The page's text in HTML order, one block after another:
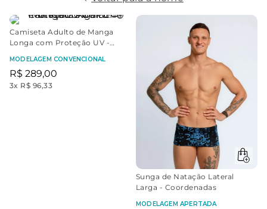
Camiseta Adulto de Manga
Longa com Proteção UV -
MODELAGEM CONVENCIONAL
R$ 289,00
3x R$ 96,33
Sunga de Natação Lateral
Larga - Coordenadas
MODELAGEM APERTADA